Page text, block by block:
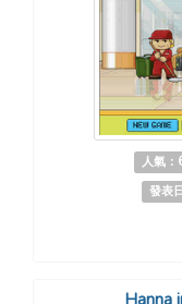
人氣
發表
Hanna